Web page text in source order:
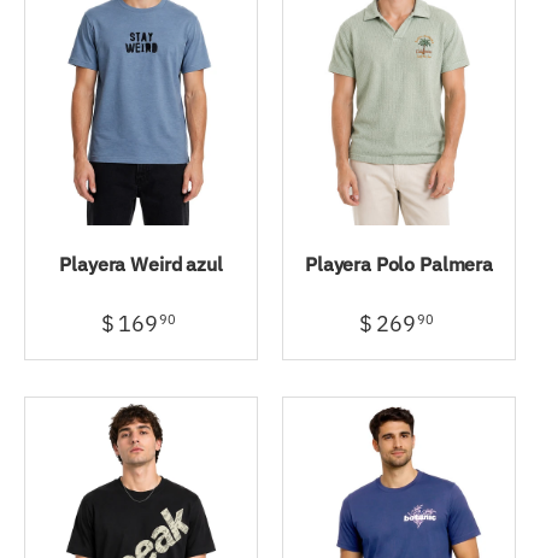
Playera Weird azul
$ 16990
Playera Polo Palmera
$ 26990